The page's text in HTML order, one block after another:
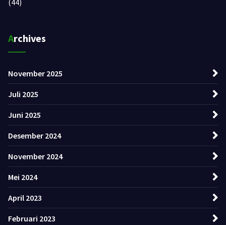
Archives
November 2025
Juli 2025
Juni 2025
Desember 2024
November 2024
Mei 2024
April 2023
Februari 2023